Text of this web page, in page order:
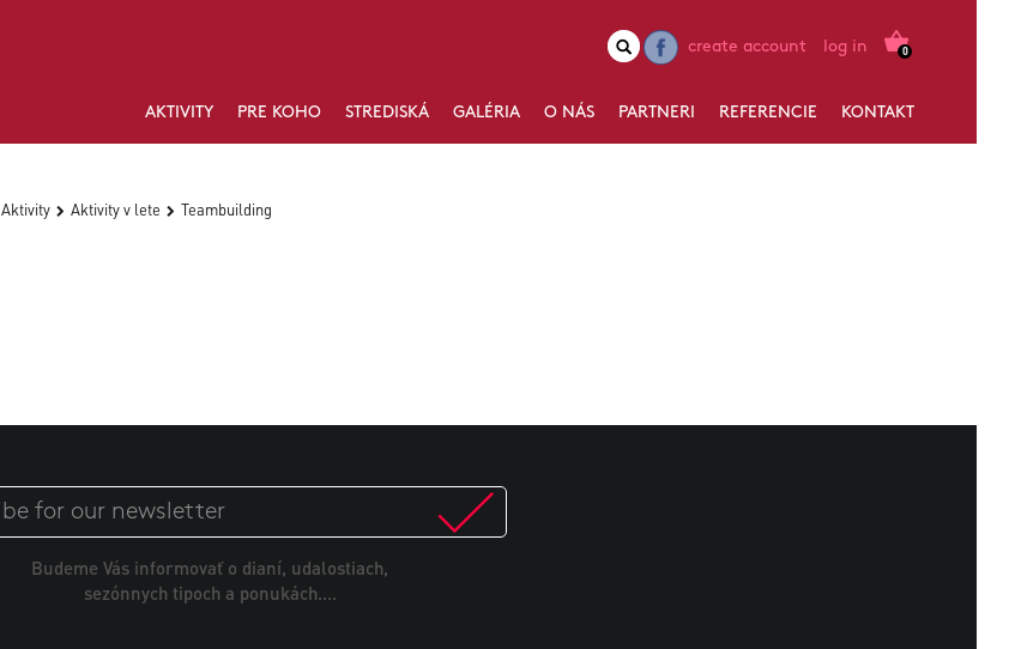
0
create account log in
AKTIVITY PRE KOHO STREDISKÁ GALÉRIA O NÁS PARTNERI REFERENCIE KONTAKT
Aktivity Aktivity v lete Teambuilding
Budeme Vás informovať o dianí, udalostiach,
sezónnych tipoch a ponukách....